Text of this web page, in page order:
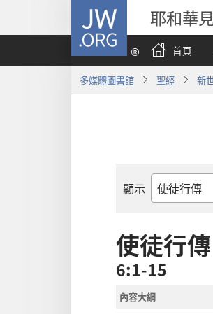
JW.ORG 耶和華
首頁
多媒體圖書館 聖經 新
顯示
聖
經
卷
使徒行傳
6:1-15
內容大綱